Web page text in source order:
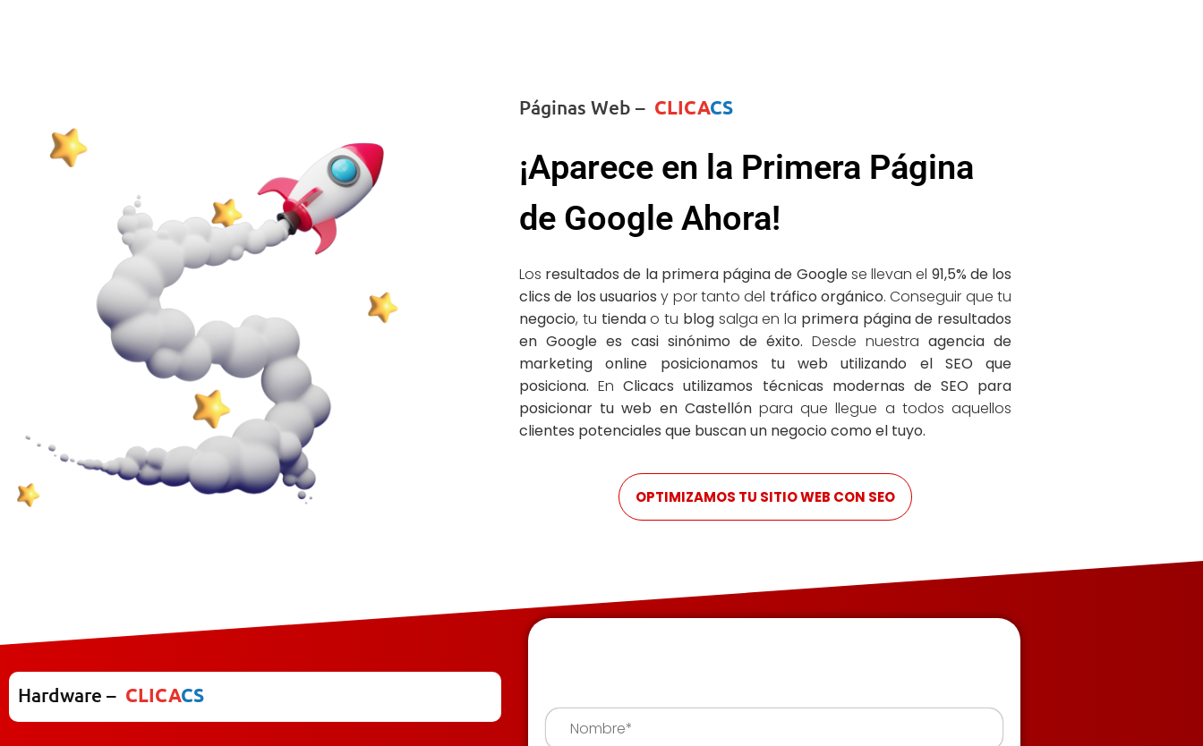
Páginas Web – CLICACS
¡Aparece en la Primera Página
de Google Ahora!
Los resultados de la primera página de Googlese llevan el 91,5% de los
clics de los usuarios y por tanto del tráfico orgánico. Conseguir que tu
negocio, tu tiendao tu blogsalga en la primera página de resultados
en Google es casi sinónimo de éxito. Desde nuestra agencia de
marketing online posicionamos tu web utilizando el SEO que
posiciona. EnClicacs utilizamos técnicas modernas de SEO para
posicionar tu web en Castellón para que llegue a todos aquellos
clientes potenciales que buscan un negocio como el tuyo.
OPTIMIZAMOS TU SITIO WEB CON SEO
Hardware – CLICACS